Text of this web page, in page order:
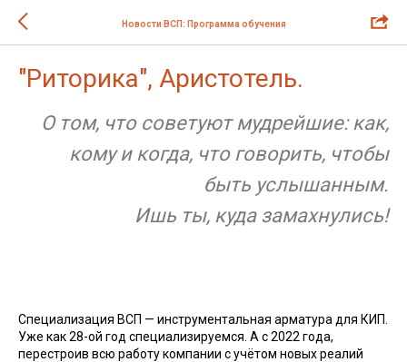
Новости ВСП: Программа обучения
"Риторика", Аристотель.
О том, что советуют мудрейшие: как,
кому и когда, что говорить, чтобы
быть услышанным.
Ишь ты, куда замахнулись!
Специализация ВСП — инструментальная арматура для КИП.
Уже как 28-ой год специализируемся. А с 2022 года,
перестроив всю работу компании с учётом новых реалий